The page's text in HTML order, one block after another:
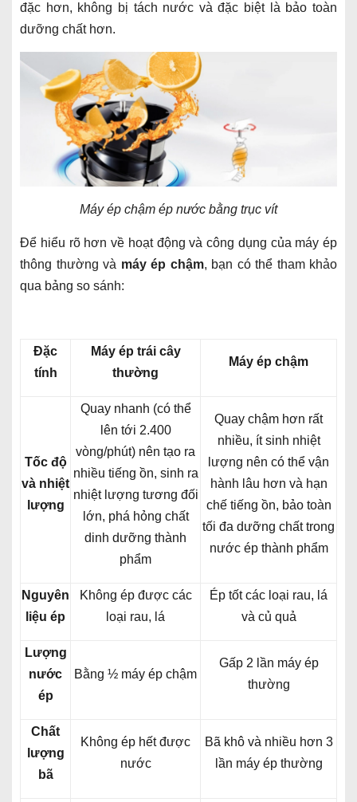
đặc hơn, không bị tách nước và đặc biệt là bảo toàn
dưỡng chất hơn.
Máy ép chậm ép nước bằng trục vít
Để hiểu rõ hơn về hoạt động và công dụng của máy ép
thông thường và máy ép chậm, bạn có thể tham khảo
qua bảng so sánh:
Đặc
tính
Máy ép trái cây
thường
Máy ép chậm
Tốc độ
và nhiệt
lượng
Quay nhanh (có thể
lên tới 2.400
vòng/phút) nên tạo ra
nhiều tiếng ồn, sinh ra
nhiệt lượng tương đối
lớn, phá hỏng chất
dinh dưỡng thành
phẩm
Quay chậm hơn rất
nhiều, ít sinh nhiệt
lượng nên có thể vận
hành lâu hơn và hạn
chế tiếng ồn, bảo toàn
tối đa dưỡng chất trong
nước ép thành phẩm
Nguyên
liệu ép
Không ép được các
loại rau, lá
Ép tốt các loại rau, lá
và củ quả
Lượng
nước
ép
Bằng ½ máy ép chậm
Gấp 2 lần máy ép
thường
Chất
lượng
bã
Không ép hết được
nước
Bã khô và nhiều hơn 3
lần máy ép thường